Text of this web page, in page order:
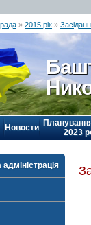
» 2015 рік »
Новости
2023